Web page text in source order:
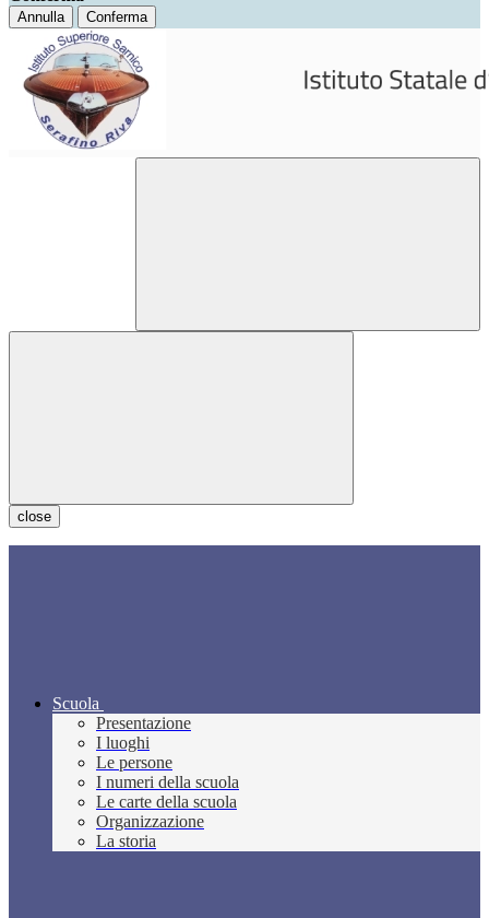
Annulla Conferma
close
Scuola
Presentazione
I luoghi
Le persone
I numeri della scuola
Le carte della scuola
Organizzazione
La storia